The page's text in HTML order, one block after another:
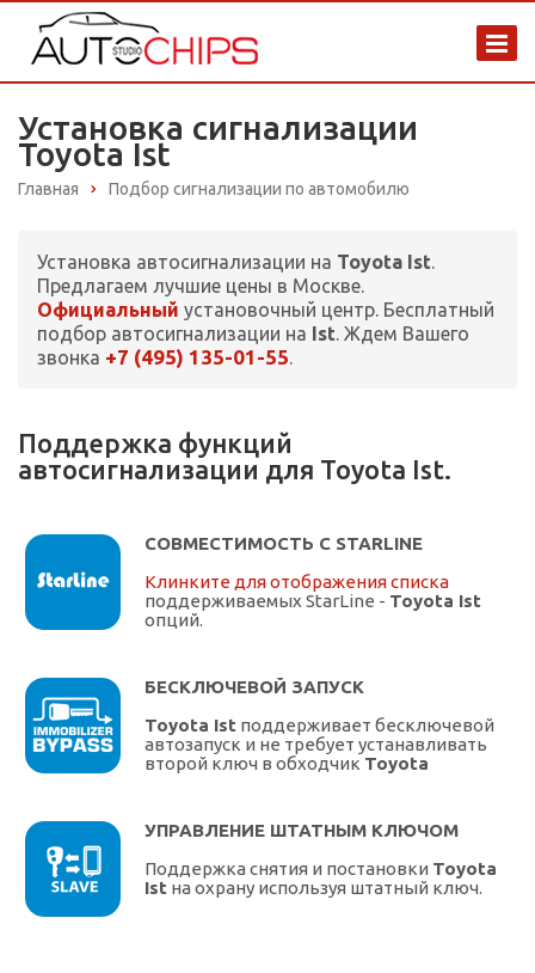
Установка сигнализации
Toyota Ist
Главная Подбор сигнализации по автомобилю
Установка автосигнализации на Toyota Ist.
Предлагаем лучшие цены в Москве.
Официальный установочный центр. Бесплатный
подбор автосигнализации на
Ist. Ждем Вашего
звонка +7 (495) 135-01-55.
Поддержка функций
автосигнализации для Toyota Ist.
СОВМЕСТИМОСТЬ С STARLINE
Клинките для отображения списка
поддерживаемых StarLine - Toyota Ist
опций.
БЕСКЛЮЧЕВОЙ ЗАПУСК
Toyota Ist поддерживает бесключевой
автозапуск и не требует устанавливать
второй ключ в обходчик Toyota
УПРАВЛЕНИЕ ШТАТНЫМ КЛЮЧОМ
Поддержка снятия и постановки Toyota
Ist на охрану используя штатный ключ.